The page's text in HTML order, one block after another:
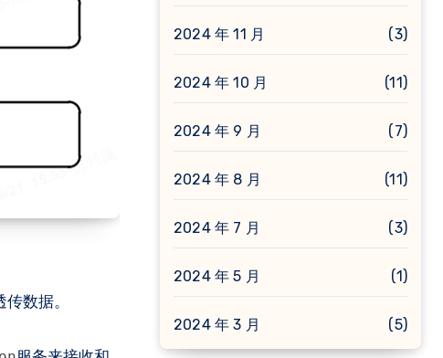
数据。
2024 年 11 月 (3)
2024 年 10 月 (11)
2024 年 9 月 (7)
2024 年 8 月 (11)
2024 年 7 月 (3)
2024 年 5 月 (1)
2024 年 3 月 (5)